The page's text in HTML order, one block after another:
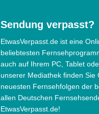
Sendung verpasst?
EtwasVerpasst.de ist eine
beliebtesten
auch auf Ihrem PC, Tablet
unserer Mediathek finden Sie
neuesten Fernsehfolgen der
allen Deutschen
EtwasVerpasst.de!